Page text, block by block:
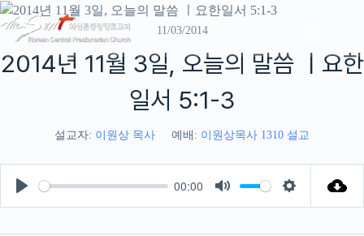
Skip
to
11/03/2014
2014년 11월 3일, 오늘의 말씀 ㅣ요한
일서 5:1-3
설교자: 이원상 목사 예배: 이원상목사 1310 설교
P
00:00
M
S